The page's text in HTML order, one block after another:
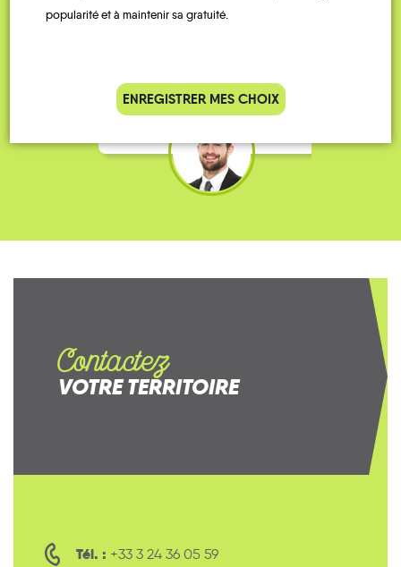
complet alors j’ai testé Rezo
Stéphane 36 ans
Contactez
VOTRE TERRITOIRE
Tél. : +33 3 24 36 05 59
popularité et à maintenir sa gratuité.
ENREGISTRER MES CHOIX